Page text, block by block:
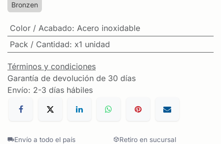
Bronzen
Color / Acabado: Acero inoxidable
Pack / Cantidad: x1 unidad
Términos y condiciones
Garantía de devolución de 30 días
Envío: 2-3 días hábiles
Envío a todo el país
Retiro en sucursal